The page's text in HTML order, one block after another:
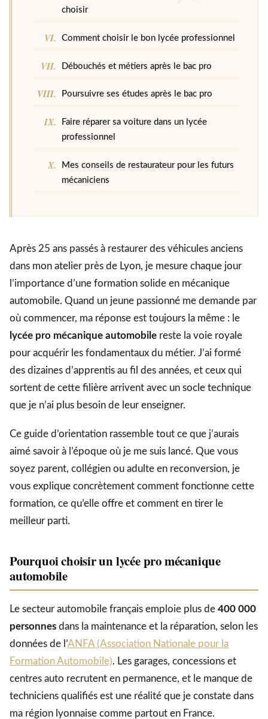
choisir
Comment choisir le bon lycée professionnel
Débouchés et métiers après le bac pro
Poursuivre ses études après le bac pro
Faire réparer sa voiture dans un lycée
professionnel
Mes conseils de restaurateur pour les futurs
mécaniciens
Après 25 ans passés à restaurer des véhicules anciens
dans mon atelier près de Lyon, je mesure chaque jour
l’importance d’une formation solide en mécanique
automobile. Quand un jeune passionné me demande par
où commencer, ma réponse est toujours la même : le
lycée pro mécanique automobile reste la voie royale
pour acquérir les fondamentaux du métier. J’ai formé
des dizaines d’apprentis au fil des années, et ceux qui
sortent de cette filière arrivent avec un socle technique
que je n’ai plus besoin de leur enseigner.
Ce guide d’orientation rassemble tout ce que j’aurais
aimé savoir à l’époque où je me suis lancé. Que vous
soyez parent, collégien ou adulte en reconversion, je
vous explique concrètement comment fonctionne cette
formation, ce qu’elle offre et comment en tirer le
meilleur parti.
Pourquoi choisir un lycée pro mécanique
automobile
Le secteur automobile français emploie plus de 400 000
personnes dans la maintenance et la réparation, selon les
données de l’ANFA (Association Nationale pour la
Formation Automobile). Les garages, concessions et
centres auto recrutent en permanence, et le manque de
techniciens qualifiés est une réalité que je constate dans
ma région lyonnaise comme partout en France.